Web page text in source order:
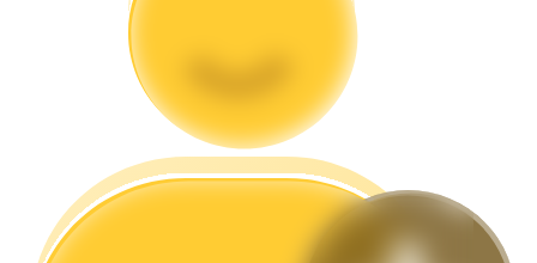
Guía de inicio de futuros